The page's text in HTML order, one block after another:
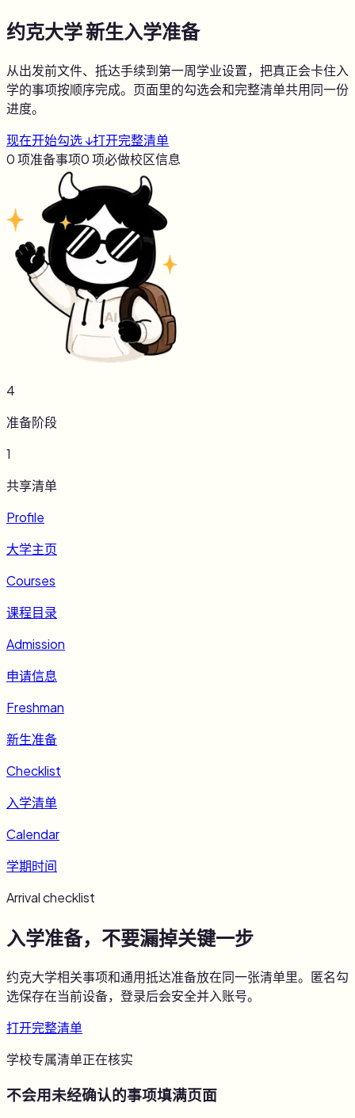
约克大学新生入学准备
从出发前文件、抵达手续到第一周学业设置，把真正会卡住入
学的事项按顺序完成。页面里的勾选会和完整清单共用同一份
进度。
现在开始勾选 ↓打开完整清单
0项准备事项0项必做校区信息
4
准备阶段
1
共享清单
Profile
大学主页
Courses
课程目录
Admission
申请信息
Freshman
新生准备
Checklist
入学清单
Calendar
学期时间
Arrival checklist
入学准备，不要漏掉关键一步
约克大学相关事项和通用抵达准备放在同一张清单里。匿名勾
选保存在当前设备，登录后会安全并入账号。
打开完整清单
学校专属清单正在核实
不会用未经确认的事项填满页面